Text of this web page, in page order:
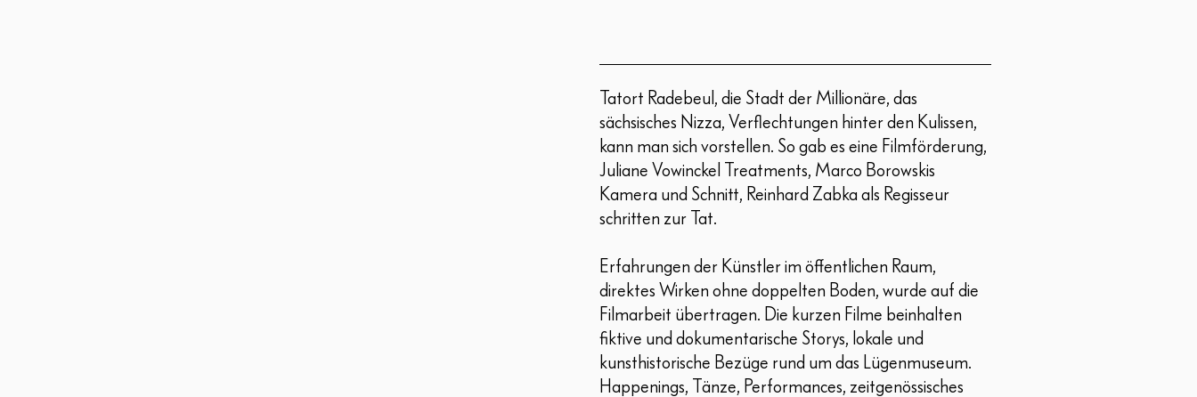
Tatort Radebeul, die Stadt der Millionäre, das
sächsisches Nizza, Verflechtungen hinter den Kulissen,
kann man sich vorstellen. So gab es eine Filmförderung,
Juliane Vowinckel Treatments, Marco Borowskis
Kamera und Schnitt, Reinhard Zabka als Regisseur
schritten zur Tat.
Erfahrungen der Künstler im öffentlichen Raum,
direktes Wirken ohne doppelten Boden, wurde auf die
Filmarbeit übertragen. Die kurzen Filme beinhalten
fiktive und dokumentarische Storys, lokale und
kunsthistorische Bezüge rund um das Lügenmuseum.
Happenings, Tänze, Performances, zeitgenössisches